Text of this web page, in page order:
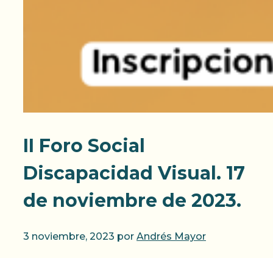
II Foro Social
Discapacidad Visual. 17
de noviembre de 2023.
3 noviembre, 2023 por Andrés Mayor